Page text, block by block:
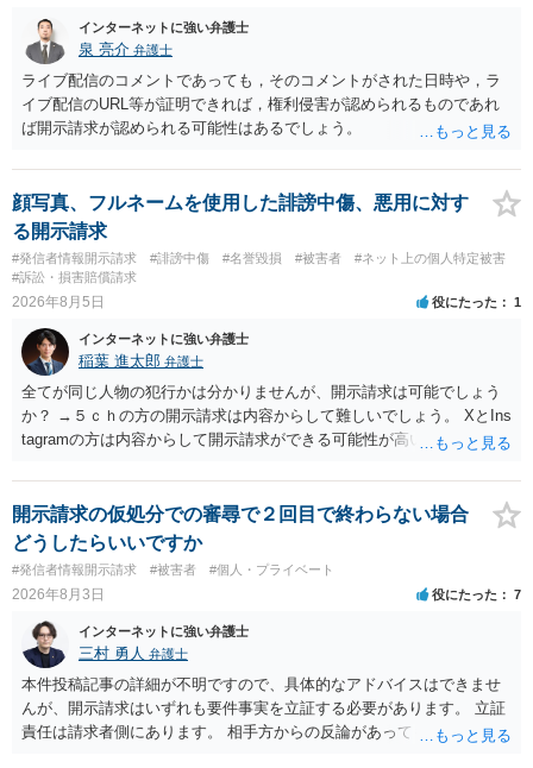
インターネットに強い弁護士
泉 亮介 弁護士
ライブ配信のコメントであっても，そのコメントがされた日時や，ラ
イブ配信のURL等が証明できれば，権利侵害が認められるものであれ
ば開示請求が認められる可能性はあるでしょう。
顔写真、フルネームを使用した誹謗中傷、悪用に対す
る開示請求
#発信者情報開示請求 #誹謗中傷 #名誉毀損 #被害者
#ネット上の個人特定被害
#訴訟・損害賠償請求
2026年8月5日 役にたった 1
インターネットに強い弁護士
稲葉 進太郎 弁護士
全てが同じ人物の犯行かは分かりませんが、開示請求は可能でしょう
か？ →５ｃｈの方の開示請求は内容からして難しいでしょう。 XとIns
tagramの方は内容からして開示請求ができる可能性が高いでしょう。
いでしょう。７月中にアカウントが削除されている場合、今から進め
ても失敗する可能性が高いように思われます。 相手を特定できた場
合、相手に全ての弁護士費用を負担させることは可能でしょうか？ →
訴訟外の交渉で相手方が認めれば負担させることができるでしょう。
訴訟で判決となった場合は、実際の弁護士費用が認められる場合と認
められない場合があり何ともいえないところでしょう。
開示請求の仮処分での審尋で２回目で終わらない場合
どうしたらいいですか
#発信者情報開示請求 #被害者 #個人・プライベート
2026年8月3日 役にたった 7
インターネットに強い弁護士
三村 勇人 弁護士
本件投稿記事の詳細が不明ですので、具体的なアドバイスはできませ
んが、開示請求はいずれも要件事実を立証する必要があります。 立証
責任は請求者側にあります。 相手方からの反論があっても、裁判官が